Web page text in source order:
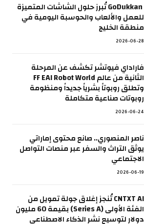
GoDukkan تُبرز حلول الشاشات المتميزة
للعمل والألعاب والحوسبة اليومية في
منطقة الخليج
2026-06-28
فاراداي فيوتشر تكشف عن المرحلة
الثانية من عالم FF EAI Robot World
وتطلق روبوتاً بشرياً جديداً ومنظومة
روبوتات صناعية متكاملة
2026-06-24
ناصر المنصوري.. صانع محتوى إماراتي
يوثق التراث والسفر عبر منصات التواصل
الاجتماعي
2026-06-19
CNTXT AI تُنجز إغلاق جولة تمويل من
الفئة الأولى (Series A) بقيمة 60 مليون
دولار لتوسيع نشر الذكاء الاصطناعي